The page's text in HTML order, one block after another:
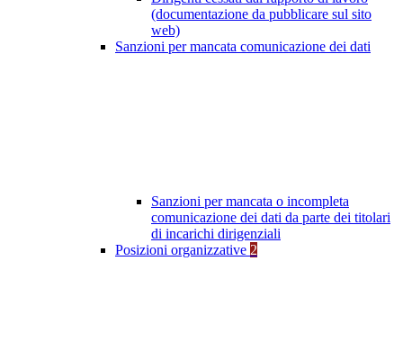
(documentazione da pubblicare sul sito
web)
Sanzioni per mancata comunicazione dei dati
Sanzioni per mancata o incompleta
comunicazione dei dati da parte dei titolari
di incarichi dirigenziali
Posizioni organizzative 2